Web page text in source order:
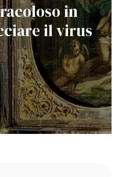
in
il virus